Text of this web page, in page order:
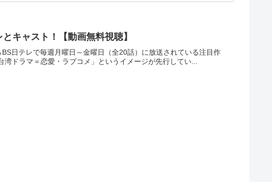
キャスト！【動画無料視聴】
日テレで毎週月曜日～金曜日（全20話）に放送されている注目作
ドラマ＝恋愛・ラブコメ」というイメージが先行してい...